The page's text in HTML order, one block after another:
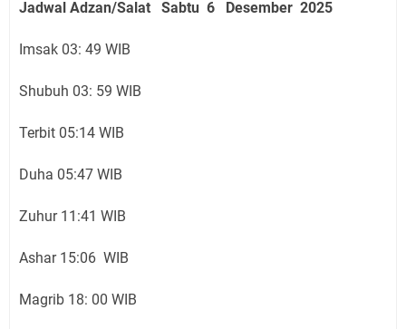
Jadwal Adzan/Salat Sabtu 6 Desember 2025
Imsak 03: 49 WIB
Shubuh 03: 59 WIB
Terbit 05:14 WIB
Duha 05:47 WIB
Zuhur 11:41 WIB
Ashar 15:06 WIB
Magrib 18: 00 WIB